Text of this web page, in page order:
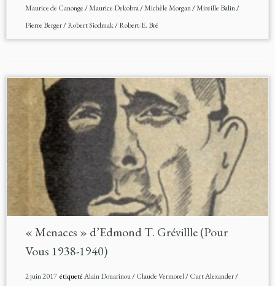
Maurice de Canonge/Maurice Dekobra/Michèle Morgan/Mireille Balin/
Pierre Berger/Robert Siodmak/Robert-E. Bré
« Menaces » d’Edmond T. Grévillle (Pour
Vous 1938-1940)
2 juin 2017étiquetéAlain Douarinou/Claude Vermorel/Curt Alexander/